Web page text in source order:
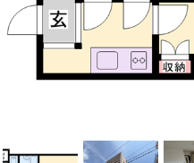
路線·駅から探す
地域から探す
スタッフ紹介